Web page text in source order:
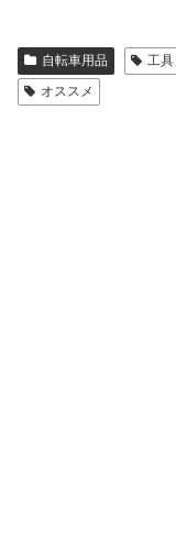
自転車用品 工具
オススメ